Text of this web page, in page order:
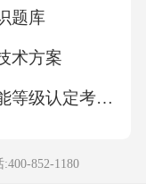
题库
术方案
无人机测绘操控员职业技能等级认定考试复习题库（附答案）
:400-852-1180